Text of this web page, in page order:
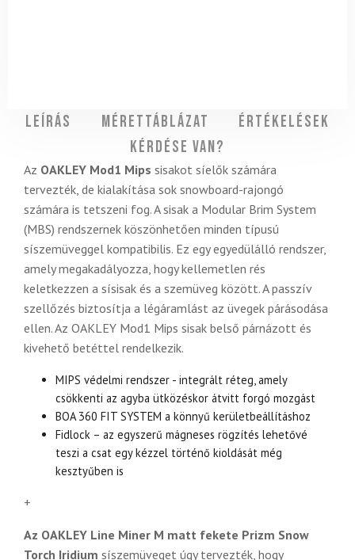
Leírás Mérettáblázat
Értékelések
Kérdése van?
Az OAKLEY Mod1 Mips sisakot síelők számára
tervezték, de kialakítása sok snowboard-rajongó
számára is tetszeni fog. A sisak a Modular Brim System
(MBS) rendszernek köszönhetően minden típusú
síszemüveggel kompatibilis. Ez egy egyedülálló rendszer,
amely megakadályozza, hogy kellemetlen rés
keletkezzen a sísisak és a szemüveg között. A passzív
szellőzés biztosítja a légáramlást az üvegek párásodása
ellen. Az OAKLEY Mod1 Mips sisak belső párnázott és
kivehető betéttel rendelkezik.
MIPS védelmi rendszer - integrált réteg, amely
csökkenti az agyba ütközéskor átvitt forgó mozgást
BOA 360 FIT SYSTEM a könnyű kerületbeállításhoz
Fidlock – az egyszerű mágneses rögzítés lehetővé
teszi a csat egy kézzel történő kioldását még
kesztyűben is
+
Az OAKLEY Line Miner M matt fekete Prizm Snow
Torch Iridium síszemüveget úgy tervezték, hogy